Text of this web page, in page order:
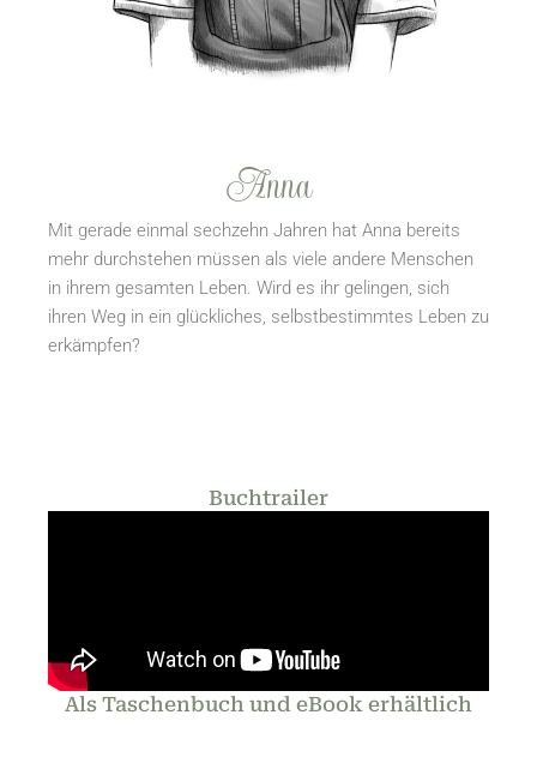
Anna
Mit gerade einmal sechzehn Jahren hat Anna bereits
mehr durchstehen müssen als viele andere Menschen
in ihrem gesamten Leben. Wird es ihr gelingen, sich
ihren Weg in ein glückliches, selbstbestimmtes Leben zu
erkämpfen?
Buchtrailer
Als Taschenbuch und eBook erhältlich